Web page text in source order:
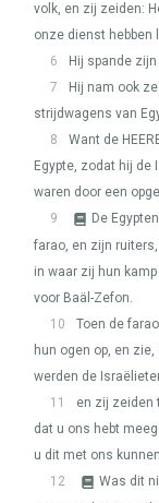
volk, en zij zeiden:
onze dienst hebben
6
Hij spande
7
Hij nam ook
strijdwagens van
8
Want de
Egypte, zodat hij
waren door een
9
De
farao, en zijn
in waar zij hun
voor Baäl-Zefon.
10
Toen de
hun ogen op, en
werden de
11
en zij zeiden
dat u ons hebt
u dit met ons
12
Was dit